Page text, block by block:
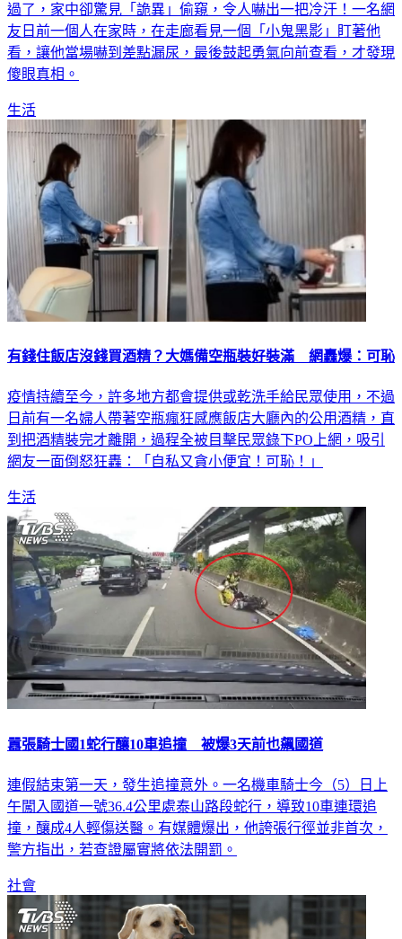
過了，家中卻驚見「詭異」偷窺，令人嚇出一把冷汗！一名網
友日前一個人在家時，在走廊看見一個「小鬼黑影」盯著他
看，讓他當場嚇到差點漏尿，最後鼓起勇氣向前查看，才發現
傻眼真相。
生活
有錢住飯店沒錢買酒精？大媽備空瓶裝好裝滿 網轟爆：可恥
疫情持續至今，許多地方都會提供或乾洗手給民眾使用，不過
日前有一名婦人帶著空瓶瘋狂感應飯店大廳內的公用酒精，直
到把酒精裝完才離開，過程全被目擊民眾錄下PO上網，吸引
網友一面倒怒狂轟：「自私又貪小便宜！可恥！」
生活
囂張騎士國1蛇行釀10車追撞 被爆3天前也飆國道
連假結束第一天，發生追撞意外。一名機車騎士今（5）日上
午闖入國道一號36.4公里處泰山路段蛇行，導致10車連環追
撞，釀成4人輕傷送醫。有媒體爆出，他誇張行徑並非首次，
警方指出，若查證屬實將依法開罰。
社會